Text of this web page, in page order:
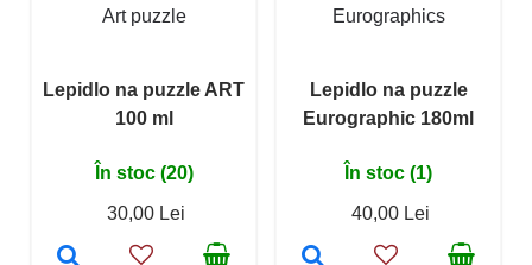
Art puzzle
Lepidlo na puzzle ART
100 ml
În stoc (20)
30,00 Lei
Eurographics
Lepidlo na puzzle
Eurographic 180ml
În stoc (1)
40,00 Lei